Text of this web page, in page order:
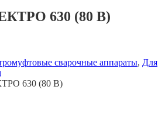
630 (80 В)
сварочные аппараты, Для
630 (80 В)